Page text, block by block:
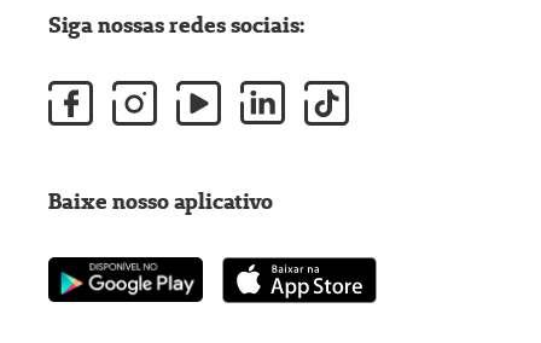
Siga nossas redes sociais:
Baixe nosso aplicativo